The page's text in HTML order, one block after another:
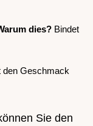
dies? Bindet
den Geschmack
Sie den